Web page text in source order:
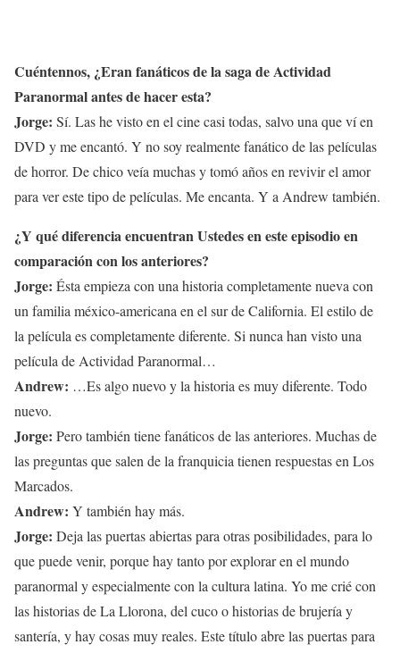
Cuéntennos, ¿Eran fanáticos de la saga de Actividad
Paranormal antes de hacer esta?
Jorge: Sí. Las he visto en el cine casi todas, salvo una que ví en
DVD y me encantó. Y no soy realmente fanático de las películas
de horror. De chico veía muchas y tomó años en revivir el amor
para ver este tipo de películas. Me encanta. Y a Andrew también.
¿Y qué diferencia encuentran Ustedes en este episodio en
comparación con los anteriores?
Jorge: Ésta empieza con una historia completamente nueva con
un familia méxico-americana en el sur de California. El estilo de
la película es completamente diferente. Si nunca han visto una
película de Actividad Paranormal…
Andrew: …Es algo nuevo y la historia es muy diferente. Todo
nuevo.
Jorge: Pero también tiene fanáticos de las anteriores. Muchas de
las preguntas que salen de la franquicia tienen respuestas en Los
Marcados.
Andrew: Y también hay más.
Jorge: Deja las puertas abiertas para otras posibilidades, para lo
que puede venir, porque hay tanto por explorar en el mundo
paranormal y especialmente con la cultura latina. Yo me crié con
las historias de La Llorona, del cuco o historias de brujería y
santería, y hay cosas muy reales. Este título abre las puertas para